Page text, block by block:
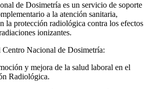
de Dosimetría es un servicio de soporte
a la atención sanitaria,
la protección radiológica contra los efectos
ionizantes.
Centro Nacional de Dosimetría:
y mejora de la salud laboral en el
Radiológica.